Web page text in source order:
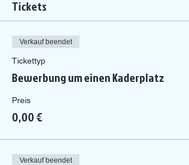
Tickets
Verkauf beendet
Tickettyp
Bewerbung um einen Kaderplatz
Preis
0,00 €
Verkauf beendet